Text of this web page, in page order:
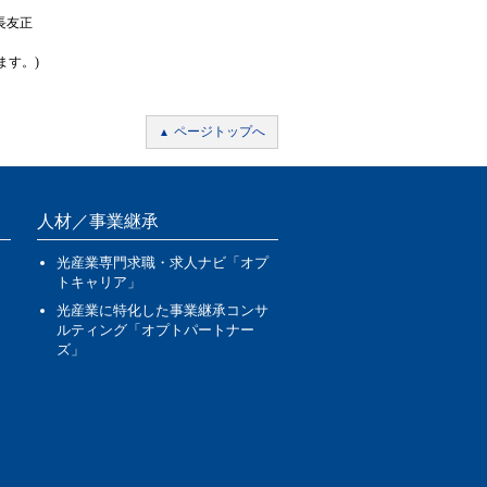
友正
す。)
ページトップへ
人材／事業継承
光産業専門求職・求人ナビ「オプ
トキャリア」
光産業に特化した事業継承コンサ
ルティング「オプトパートナー
ズ」